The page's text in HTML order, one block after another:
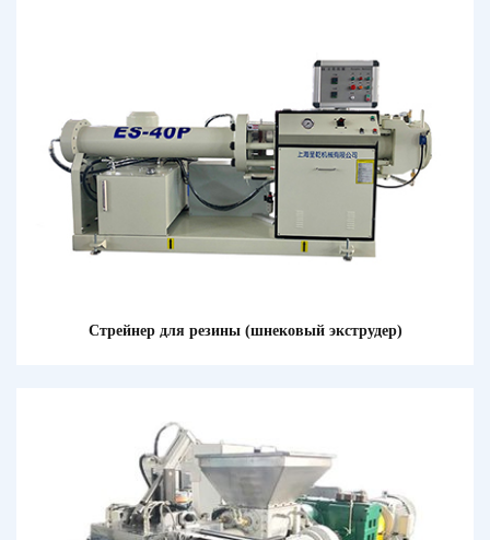
Стрейнер для резины (шнековый экструдер)